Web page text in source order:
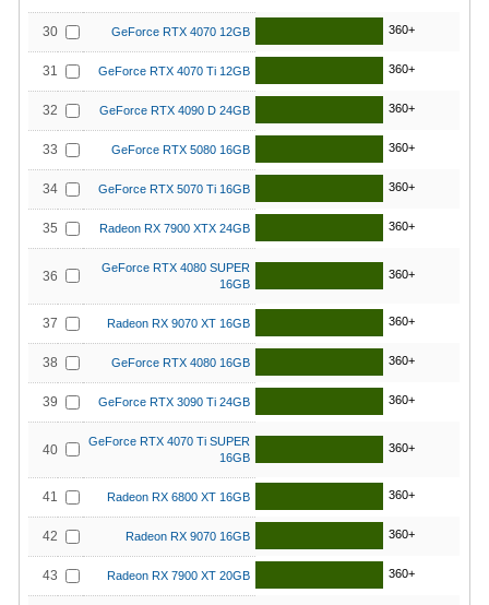
30 GeForce RTX 4070 12GB 360+
31 GeForce RTX 4070 Ti 12GB 360+
32 GeForce RTX 4090 D 24GB 360+
33 GeForce RTX 5080 16GB 360+
34 GeForce RTX 5070 Ti 16GB 360+
35 Radeon RX 7900 XTX 24GB 360+
36
GeForce RTX 4080 SUPER
16GB
360+
37 Radeon RX 9070 XT 16GB 360+
38 GeForce RTX 4080 16GB 360+
39 GeForce RTX 3090 Ti 24GB 360+
40
GeForce RTX 4070 Ti SUPER
16GB
360+
41 Radeon RX 6800 XT 16GB 360+
42 Radeon RX 9070 16GB 360+
43 Radeon RX 7900 XT 20GB 360+